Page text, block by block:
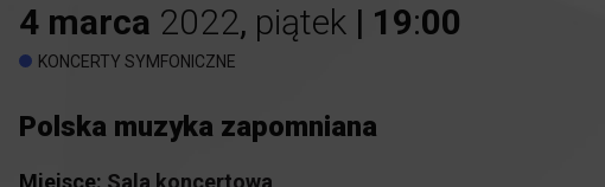
4 marca 2022, piątek | 19:00
KONCERTY SYMFONICZNE
Polska muzyka zapomniana
Miejsce: Sala koncertowa